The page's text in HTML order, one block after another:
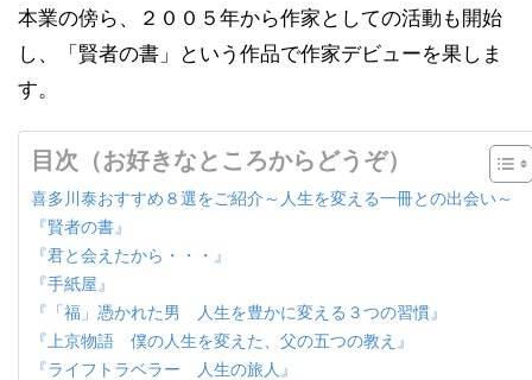
本業の傍ら、２００５年から作家としての活動も開始
し、「賢者の書」という作品で作家デビューを果しま
す。
目次（お好きなところからどうぞ）
喜多川泰おすすめ８選をご紹介～人生を変える一冊との出会い～
『賢者の書』
『君と会えたから・・・』
『手紙屋』
『「福」憑かれた男 人生を豊かに変える３つの習慣』
『上京物語 僕の人生を変えた、父の五つの教え』
『ライフトラベラー 人生の旅人』